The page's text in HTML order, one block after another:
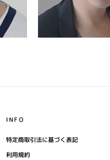
INFO
特定商取引法に基づく表記
利用規約